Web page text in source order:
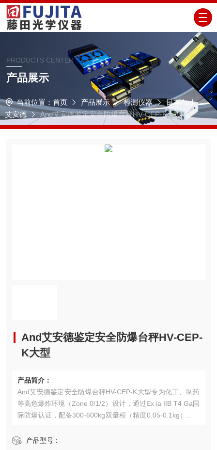
PRODUCTS CENTER
产品展示
当前位置： 首页 产品展示 检测仪器
日本And
艾安德
And艾安德鉴定安全防爆台秤HV-CEP-K大型
And艾安德鉴定安全防爆台秤HV-CEP-
K大型
产品简介：
And艾安德鉴定安全防爆台秤HV-CEP-K大型专为化工、制药
等高危爆炸环境（Zone 0/1/2）设计，通过Ex ia IIB T4 Ga国
际防爆认证，配备300-600kg双量程（精度0.05-0.1kg）及IP
功能，支持MODBUS通讯，适用于石化储罐称重、危险品仓
产品型号：